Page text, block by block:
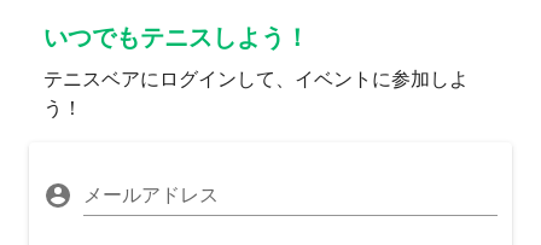
いつでもテニスしよう！
テニスベアにログインして、イベントに参加しよ
う！
メールアドレス